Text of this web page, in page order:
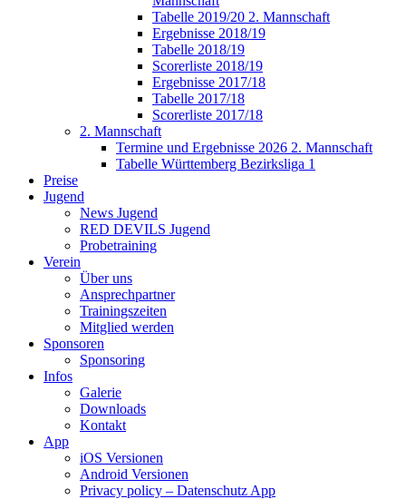
Tabelle 2019/20 2. Mannschaft
Ergebnisse 2018/19
Tabelle 2018/19
Scorerliste 2018/19
Ergebnisse 2017/18
Tabelle 2017/18
Scorerliste 2017/18
2. Mannschaft
Termine und Ergebnisse 2026 2. Mannschaft
Tabelle Württemberg Bezirksliga 1
Preise
Jugend
News Jugend
RED DEVILS Jugend
Probetraining
Verein
Über uns
Ansprechpartner
Trainingszeiten
Mitglied werden
Sponsoren
Sponsoring
Infos
Galerie
Downloads
Kontakt
App
iOS Versionen
Android Versionen
Privacy policy – Datenschutz App